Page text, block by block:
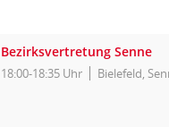
Bezirksvertretung Senne
18:00-18:35 Uhr Bielefeld,